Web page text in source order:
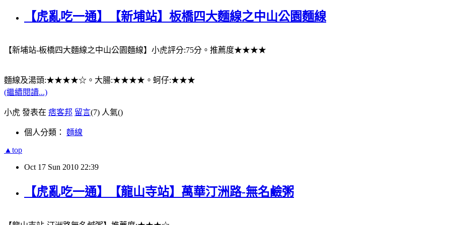
【虎亂吃一通】【新埔站】板橋四大麵線之中山公園麵線
【新埔站-板橋四大麵線之中山公園麵線】小虎評分:75分。推薦度★★★★
麵線及湯頭:★★★★☆。大腸:★★★★。蚵仔:★★★
(繼續閱讀...)
小虎 發表在 痞客邦 留言(7) 人氣()
個人分類： 麵線
▲top
Oct 17 Sun 2010 22:39
【虎亂吃一通】【龍山寺站】萬華汀洲路-無名鹼粥